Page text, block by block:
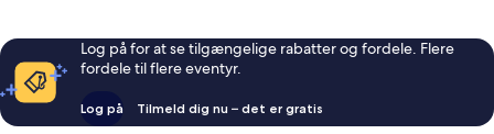
Log på for at se tilgængelige rabatter og fordele. Flere
fordele til flere eventyr.
Log på Tilmeld dig nu – det er gratis